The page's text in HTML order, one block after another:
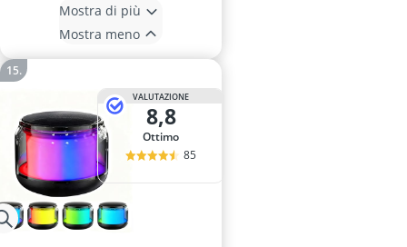
Mostra di più
Mostra meno
VALUTAZIONE
8,8
Ottimo
85